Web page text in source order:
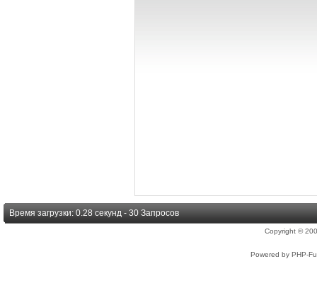
Время загрузки: 0.28 секунд - 30 Запросов
Copyright ©
Powered by PHP-